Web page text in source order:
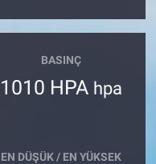
BASINÇ
1010 HPA hpa
EN DÜŞÜK / EN YÜKSEK